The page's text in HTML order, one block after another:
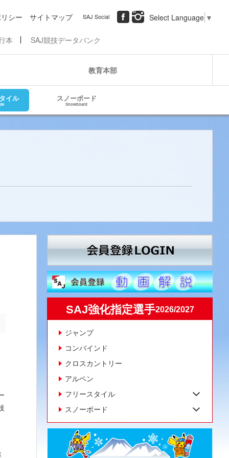
シー サイトマップ SAJ Social Select Language ▼
本 SAJ競技データバンク
教育本部
イル スノーボード
Snowboard
SAJ強化指定選手2026/2027
ジャンプ
コンバインド
クロスカントリー
アルペン
フリースタイル
スノーボード